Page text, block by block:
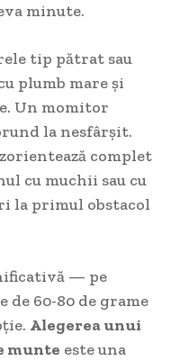
minute.
tip pătrat sau
plumb mare și
Un momitor
la nesfârșit.
complet
cu muchii sau cu
la primul obstacol
— pe
60-80 de grame
Alegerea unui
munte este una